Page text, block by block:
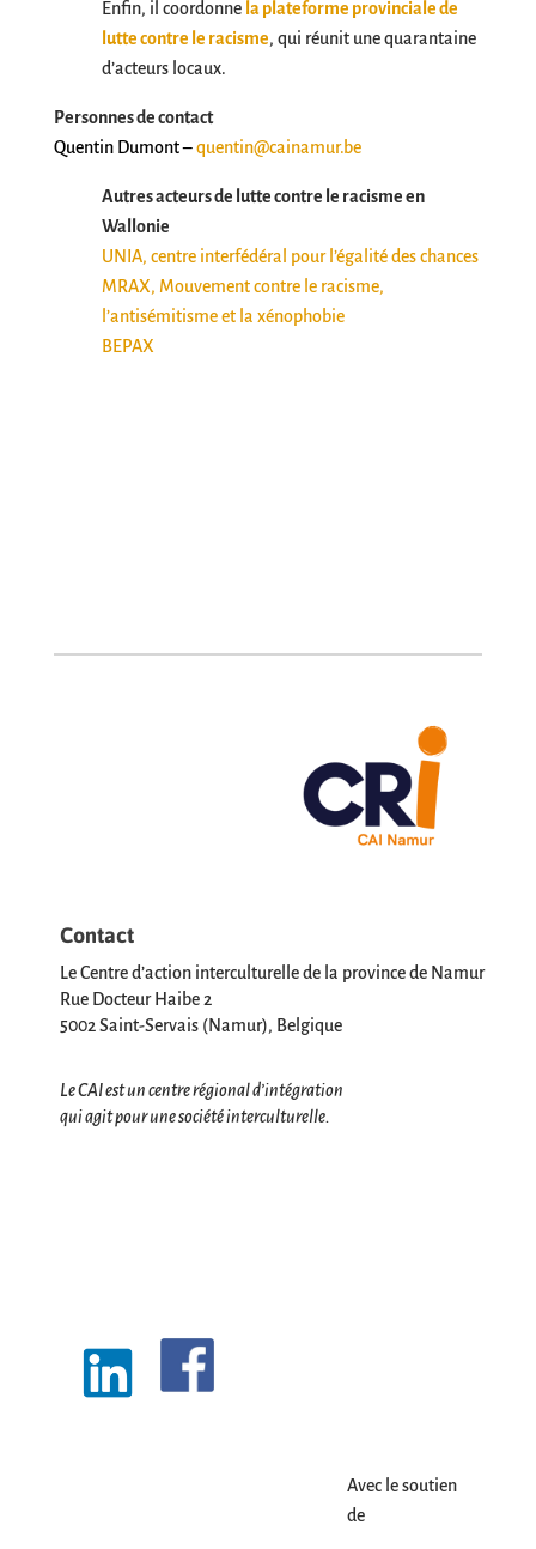
Enfin, il coordonne la plateforme provinciale de
lutte contre le racisme, qui réunit une quarantaine
d’acteurs locaux.
Personnes de contact
Quentin Dumont –quentin@cainamur.be
Autres acteurs de lutte contre le racisme en
Wallonie
UNIA, centre interfédéral pour l’égalité des chances
MRAX, Mouvement contre le racisme,
l’antisémitisme et la xénophobie
BEPAX
Contact
Le Centre d’action interculturelle de la province de Namur
Rue Docteur Haibe 2
5002 Saint-Servais (Namur), Belgique
Le CAI est un centre régional d’intégration
qui agit pour une société interculturelle.
Avec le soutien
de